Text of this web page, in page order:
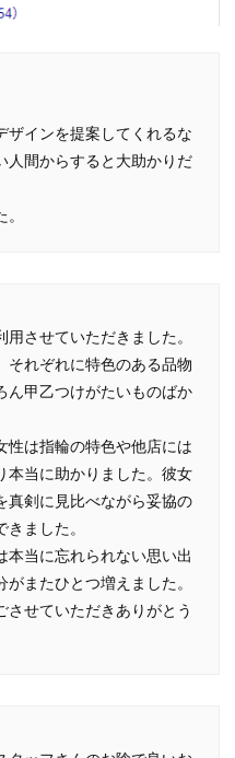
ザインを提案してくれるな
人間からすると大助かりだ
させていただきました。
それぞれに特色のある品物
ん甲乙つけがたいものばか
性は指輪の特色や他店には
本当に助かりました。彼女
真剣に見比べながら妥協の
ました。
本当に忘れられない思い出
またひとつ増えました。
させていただきありがとう